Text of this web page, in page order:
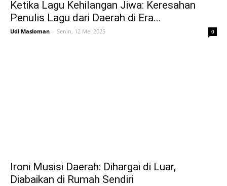
Ketika Lagu Kehilangan Jiwa: Keresahan
Penulis Lagu dari Daerah di Era...
Udi Masloman - Senin, 12 Mei 2025 0
Ironi Musisi Daerah: Dihargai di Luar,
Diabaikan di Rumah Sendiri